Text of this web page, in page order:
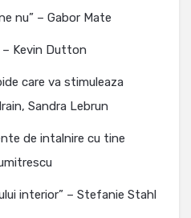
nu” – Gabor Mate
– Kevin Dutton
care va stimuleaza
Sandra Lebrun
de intalnire cu tine
interior” – Stefanie Stahl